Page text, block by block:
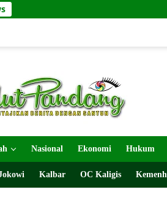
Nasional Ekonomi Hukum
Kalbar OC Kaligis